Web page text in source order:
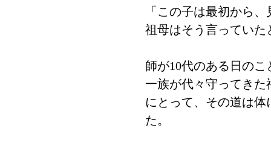
「この子は最初から
祖母はそう言っていた
師が10代のある日の
一族が代々守ってき
にとって、その道は
た。